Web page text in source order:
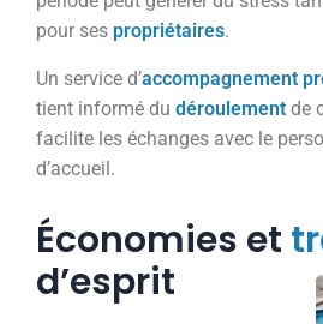
pour ses propriétaires.
Un service d’accompagnement
tient informé du déroulement de
facilite les échanges avec le
d’accueil.
Économies et
d’esprit